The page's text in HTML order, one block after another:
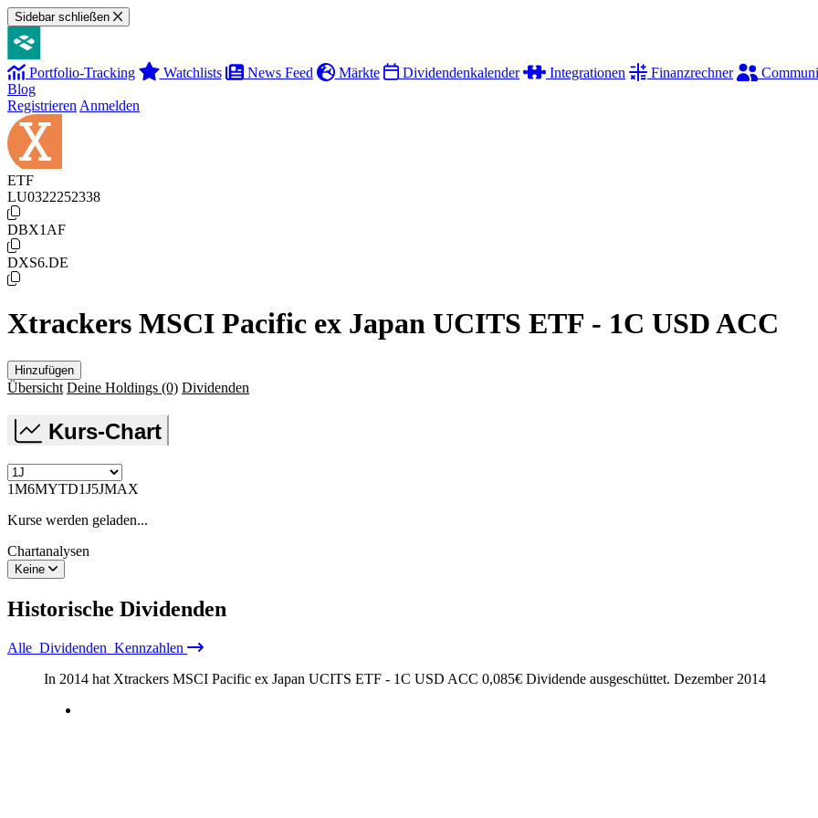
Sidebar schließen
Portfolio-Tracking Watchlists News Feed Märkte Dividendenkalender Integrationen Finanzrechner
Blog
Registrieren Anmelden
ETF
LU0322252338
DBX1AF
DXS6.DE
Xtrackers MSCI Pacific ex Japan UCITS ETF - 1C USD ACC
Hinzufügen
Übersicht Deine Holdings (0) Dividenden
Kurs-Chart
1M6MYTD1J5JMAX
Kurse werden geladen...
Chartanalysen
Keine
Historische Dividenden
Alle Dividenden Kennzahlen
In 2014 hat Xtrackers MSCI Pacific ex Japan UCITS ETF - 1C USD ACC 0,085€ Dividende ausgeschüttet. Dezember 2014